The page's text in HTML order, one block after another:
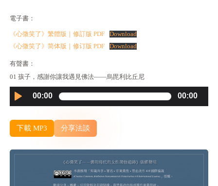
電子書：
《心微笑了》繁體版｜修訂版 PDF
Download
《心微笑了》简体版｜修订版 PDF
Download
有聲書：
01 孩子，感謝你讓我遇見佛法——烏毘利比丘尼
Audio
Player
00:00 00:00
下載 MP3 分享法談